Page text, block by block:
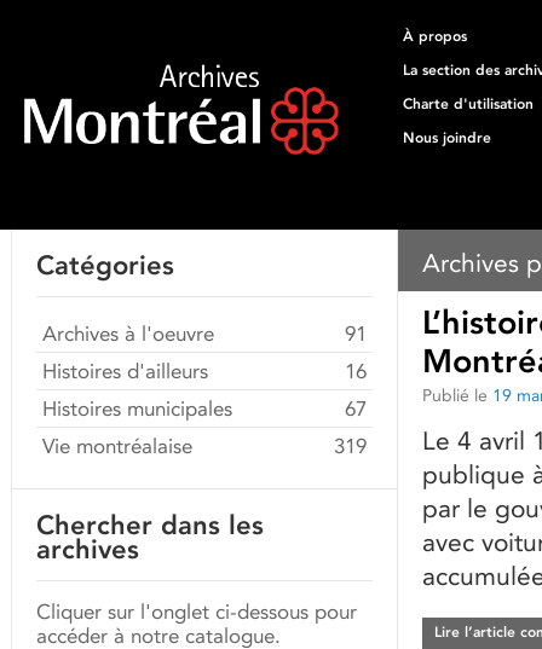
À propos
La section des
Charte d'utilisation
Nous joindre
Archives
Publié le 19
Le 4 avril
publique
par le
avec
Lire l’article
Catégories
Archives à l'oeuvre
91
Histoires d'ailleurs
16
Histoires municipales
67
Vie montréalaise
319
Chercher dans les
archives
Cliquer sur l'onglet ci-dessous pour
accéder à notre catalogue.